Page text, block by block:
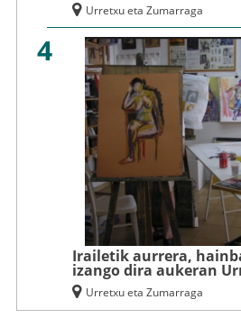
Urretxu eta Zumarraga
4
Irailetik aurrera,
izango dira aukeran
Urretxu eta Zumarraga